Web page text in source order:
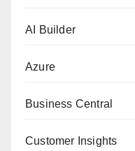
AI Builder
Azure
Business Central
Customer Insights